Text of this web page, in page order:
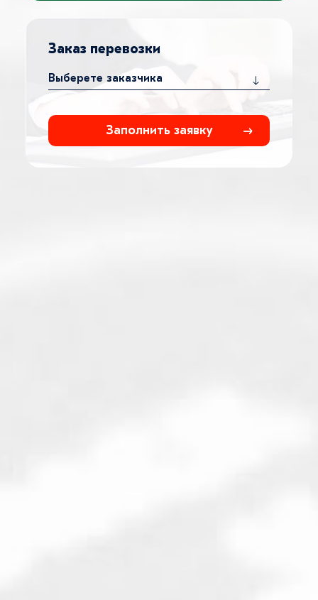
Заказ перевозки
Заполнить заявку